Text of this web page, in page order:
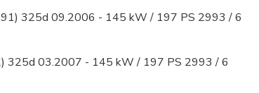
325d 09.2006 - 145 kW / 197 PS 2993 / 6
325d 03.2007 - 145 kW / 197 PS 2993 / 6